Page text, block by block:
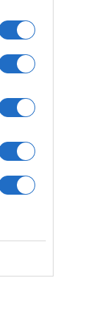
I nostri cari
Giovannimaria